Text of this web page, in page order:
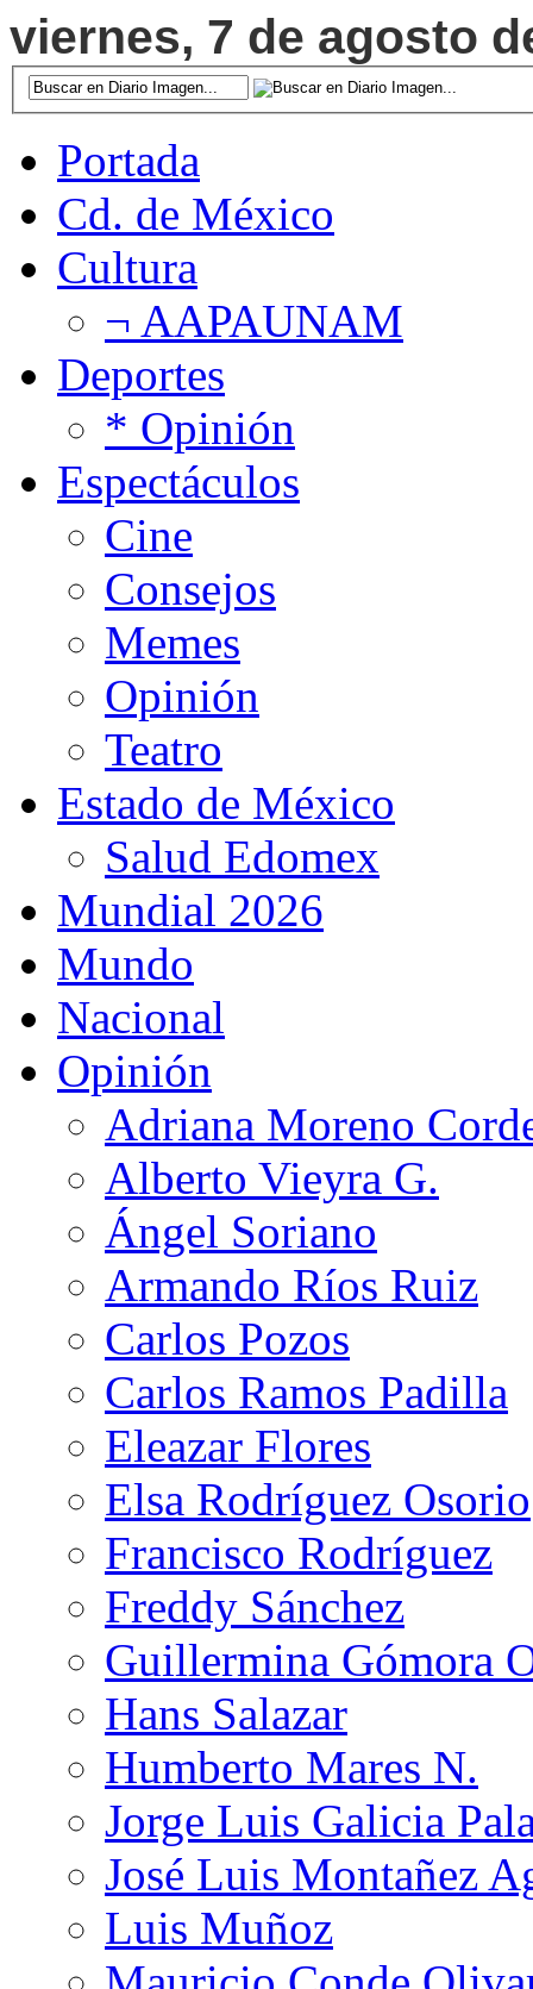
viernes, 7 de agosto
Portada
Cd. de México
Cultura
¬ AAPAUNAM
Deportes
* Opinión
Espectáculos
Cine
Consejos
Memes
Opinión
Teatro
Estado de México
Salud Edomex
Mundial 2026
Mundo
Nacional
Opinión
Adriana Moreno
Alberto Vieyra G.
Ángel Soriano
Armando Ríos Ruiz
Carlos Pozos
Carlos Ramos Padilla
Eleazar Flores
Elsa Rodríguez Osorio
Francisco Rodríguez
Freddy Sánchez
Guillermina Gómora
Hans Salazar
Humberto Mares N.
Jorge Luis Galicia
José Luis Montañez
Luis Muñoz